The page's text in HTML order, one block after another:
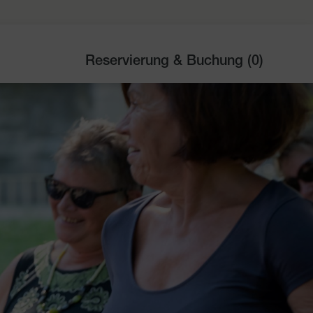
Reservierung & Buchung (0)